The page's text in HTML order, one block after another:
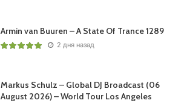
Armin van Buuren – A State Of Trance 1289
2 дня назад
Markus Schulz – Global DJ Broadcast (06
August 2026) – World Tour Los Angeles